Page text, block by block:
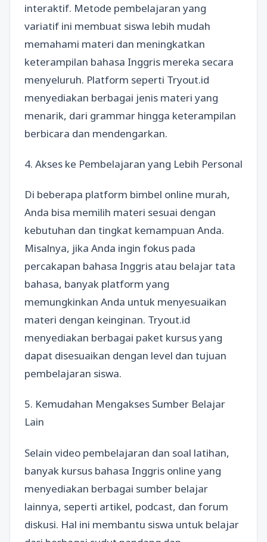
interaktif. Metode pembelajaran yang
variatif ini membuat siswa lebih mudah
memahami materi dan meningkatkan
keterampilan bahasa Inggris mereka secara
menyeluruh. Platform seperti Tryout.id
menyediakan berbagai jenis materi yang
menarik, dari grammar hingga keterampilan
berbicara dan mendengarkan.
4. Akses ke Pembelajaran yang Lebih Personal
Di beberapa platform bimbel online murah,
Anda bisa memilih materi sesuai dengan
kebutuhan dan tingkat kemampuan Anda.
Misalnya, jika Anda ingin fokus pada
percakapan bahasa Inggris atau belajar tata
bahasa, banyak platform yang
memungkinkan Anda untuk menyesuaikan
materi dengan keinginan. Tryout.id
menyediakan berbagai paket kursus yang
dapat disesuaikan dengan level dan tujuan
pembelajaran siswa.
5. Kemudahan Mengakses Sumber Belajar
Lain
Selain video pembelajaran dan soal latihan,
banyak kursus bahasa Inggris online yang
menyediakan berbagai sumber belajar
lainnya, seperti artikel, podcast, dan forum
diskusi. Hal ini membantu siswa untuk belajar